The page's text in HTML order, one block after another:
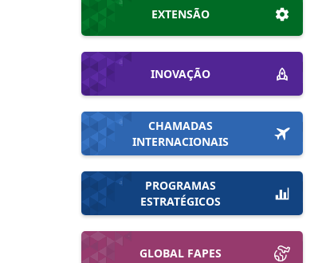
EXTENSÃO
INOVAÇÃO
CHAMADAS
INTERNACIONAIS
PROGRAMAS
ESTRATÉGICOS
GLOBAL FAPES